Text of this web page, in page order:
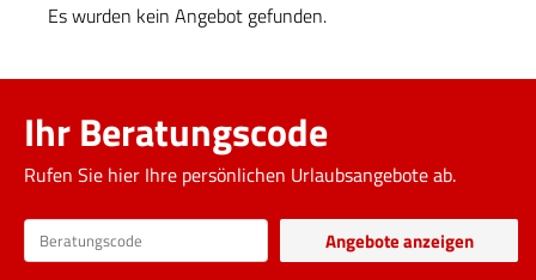
Es wurden kein Angebot gefunden.
Ihr Beratungscode
Rufen Sie hier Ihre persönlichen Urlaubsangebote ab.